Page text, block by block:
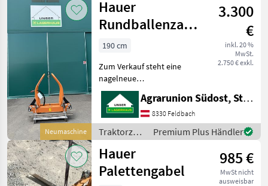
Neumaschine
Hauer
Rundballenzange
RBZ 919
3.300
€
inkl. 20 %
MwSt.
2.750 € exkl.
190 cm
Zum Verkauf steht eine
nagelneue
Rundballenzange der
renommierten Marke
Hauer, die sich durch ihre
erstklassige Qualität und
Langlebigkeit auszeichnet.
Dieses Modell
Agrarunion Südost, Standort Gniebing
8330 Feldbach
Traktorzubehör
/ Hauer
Premium Plus Händler
Hauer
Palettengabel
985 €
MwSt nicht
ausweisbar